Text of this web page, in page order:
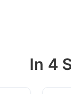
In 4